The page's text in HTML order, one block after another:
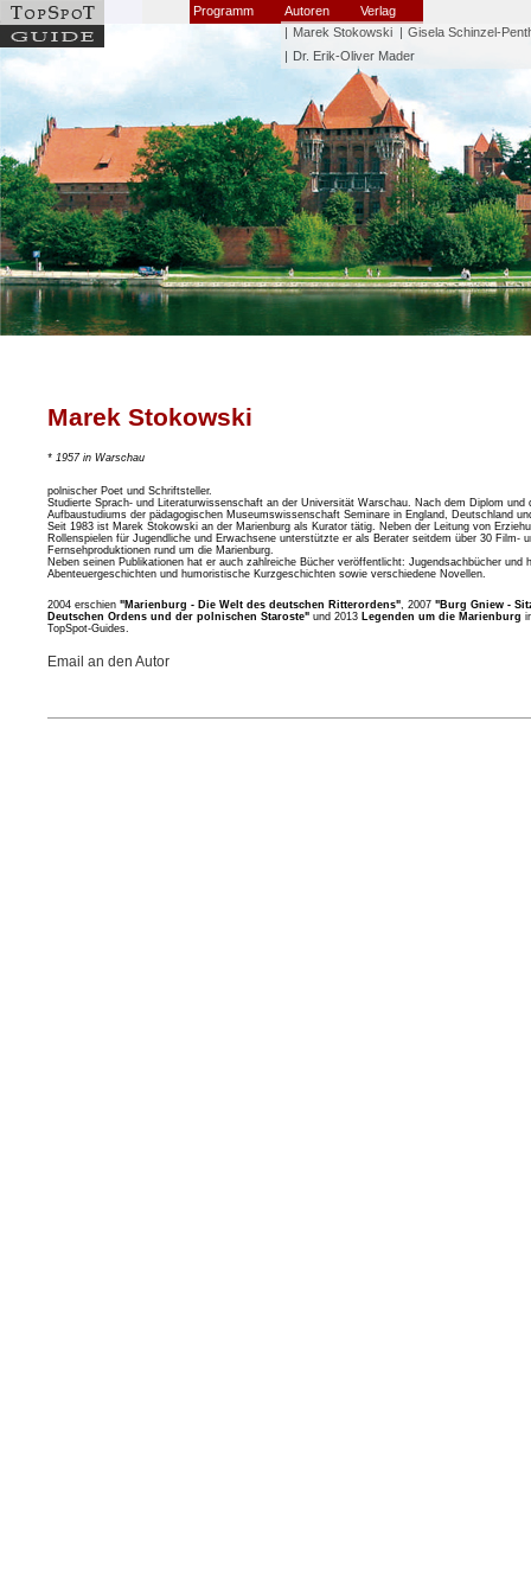
Programm
Autoren
| Marek Stokowski | Gisela Schinzel-
| Dr. Erik-Oliver Mader
Verlag
Marek Stokowski
* 1957 in Warschau
polnischer Poet und Schriftsteller.
Studierte Sprach- und Literaturwissenschaft an der Universität Warschau. Nach dem Diplom und
Aufbaustudiums der pädagogischen Museumswissenschaft Seminare in England, Deutschland
Seit 1983 ist Marek Stokowski an der Marienburg als Kurator tätig. Neben der Leitung von
Rollenspielen für Jugendliche und Erwachsene unterstützte er als Berater seitdem über 30 Film-
Fernsehproduktionen rund um die Marienburg.
Neben seinen Publikationen hat er auch zahlreiche Bücher veröffentlicht: Jugendsachbücher und
Abenteuergeschichten und humoristische Kurzgeschichten sowie verschiedene Novellen.
2004 erschien "Marienburg - Die Welt des deutschen Ritterordens", 2007 "Burg Gniew -
Deutschen Ordens und der polnischen Staroste" und 2013 Legenden um die Marienburg
TopSpot-Guides.
Email an den Autor